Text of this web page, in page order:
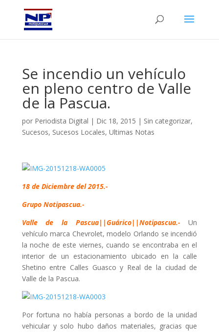
Se incendio un vehículo
en pleno centro de Valle
de la Pascua.
por Periodista Digital | Dic 18, 2015 | Sin categorizar,
Sucesos, Sucesos Locales, Ultimas Notas
18 de Diciembre del 2015.-
Grupo Notipascua.-
Valle de la Pascua||Guárico||Notipascua.-Un
vehículo marca Chevrolet, modelo Orlando se incendió
la noche de este viernes, cuando se encontraba en el
interior de un estacionamiento ubicado en la calle
Shetino entre Calles Guasco y Real de la ciudad de
Valle de la Pascua.
Por fortuna no había personas a bordo de la unidad
vehicular y solo hubo daños materiales, gracias que